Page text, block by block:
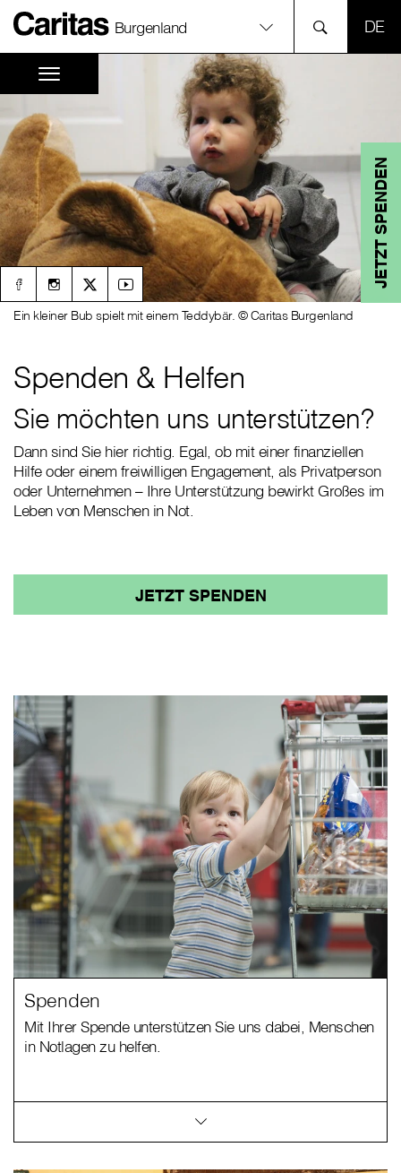
Burgenland
JETZT SPENDEN
Spenden & Helfen
Ein kleiner Bub spielt mit einem Teddybär. © Caritas Burgenland
Sie möchten uns unterstützen?
Dann sind Sie hier richtig. Egal, ob mit einer finanziellen
Hilfe oder einem freiwilligen Engagement, als Privatperson
oder Unternehmen – Ihre Unterstützung bewirkt Großes im
Leben von Menschen in Not.
JETZT SPENDEN
Spenden
Mit Ihrer Spende unterstützen Sie uns dabei, Menschen
in Notlagen zu helfen.